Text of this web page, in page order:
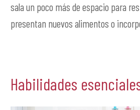
sala un poco más de espacio para
presentan nuevos alimentos o
Habilidades